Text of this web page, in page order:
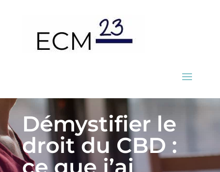
Démystifier le
droit du CBD :
ce que j’ai